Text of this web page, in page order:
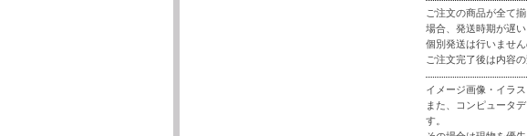
ご注文の商品が全て
場合、発送時期が遅
個別発送は行いませ
ご注文完了後は内容
イメージ画像・イラ
また、コンピュータ
す。